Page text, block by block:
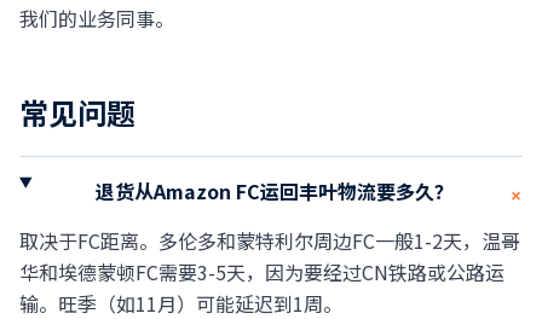
我们的业务同事。
常见问题
退货从Amazon FC运回丰叶物流要多久？ +
取决于FC距离。多伦多和蒙特利尔周边FC一般1-2天，温哥
华和埃德蒙顿FC需要3-5天，因为要经过CN铁路或公路运
输。旺季（如11月）可能延迟到1周。